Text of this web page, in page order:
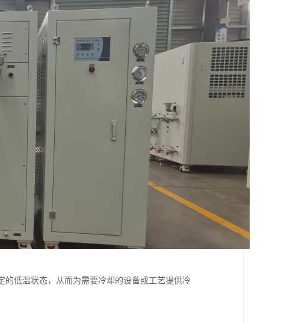
低温状态，从而为需要冷却的设备或工艺提供冷